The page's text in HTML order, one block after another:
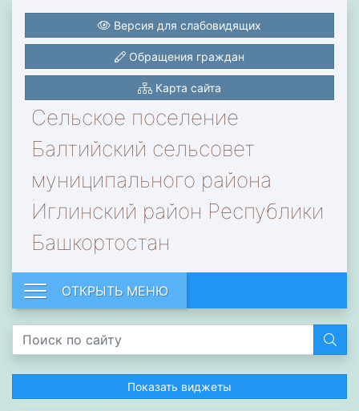
Сельское поселение
Балтийский сельсовет
муниципального района
Иглинский район Республики
Башкортостан
Версия для слабовидящих
Обращения граждан
Карта сайта
ОТКРЫТЬ МЕНЮ
Показать виджеты